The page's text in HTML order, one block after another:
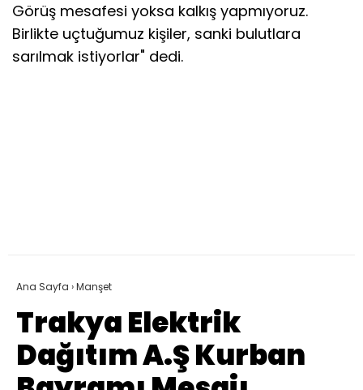
Görüş mesafesi yoksa kalkış yapmıyoruz.
Birlikte uçtuğumuz kişiler, sanki bulutlara
sarılmak istiyorlar" dedi.
Ana Sayfa ›Manşet
Trakya Elektrik
Dağıtım A.Ş Kurban